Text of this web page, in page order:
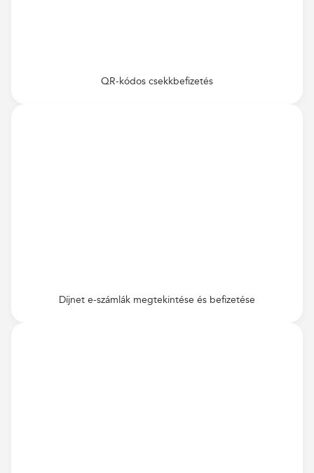
QR-kódos csekkbefizetés
Díjnet e-számlák megtekintése és befizetése